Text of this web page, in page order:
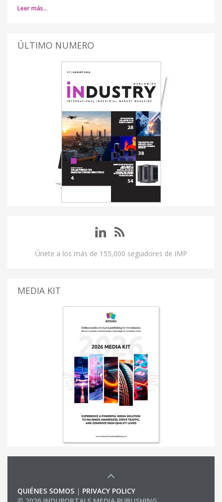
Leer más…
ÚLTIMO NUMERO
Únete a los más de 155,000 seguidores de IMP
MEDIA KIT
QUIÉNES SOMOS | PRIVACY POLICY